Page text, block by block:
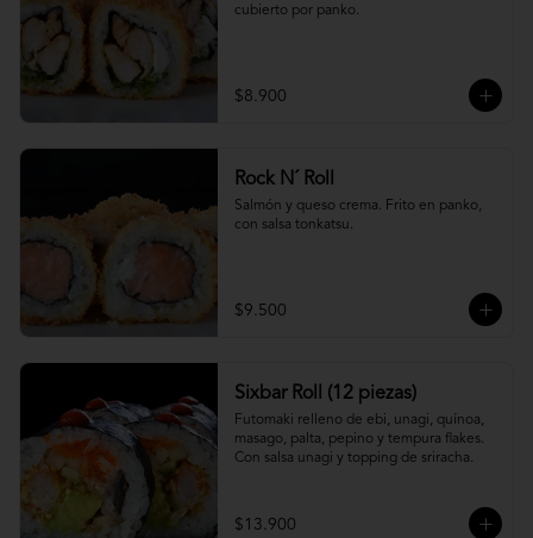
cubierto por panko.
$8.900
Rock N´ Roll
Salmón y queso crema. Frito en panko,
con salsa tonkatsu.
$9.500
Sixbar Roll (12 piezas)
Futomaki relleno de ebi, unagi, quínoa,
masago, palta, pepino y tempura flakes.
Con salsa unagi y topping de sriracha.
$13.900